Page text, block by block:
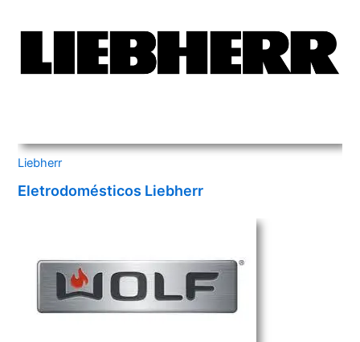
Liebherr
Eletrodomésticos Liebherr